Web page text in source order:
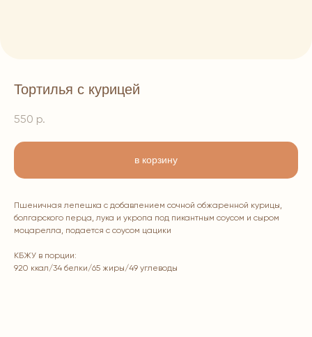
Тортилья с курицей
550 р.
в корзину
Пшеничная лепешка с добавлением сочной обжаренной курицы,
болгарского перца, лука и укропа под пикантным соусом и сыром
моцарелла, подается с соусом цацики
КБЖУ в порции:
920 ккал/34 белки/65 жиры/49 углеводы